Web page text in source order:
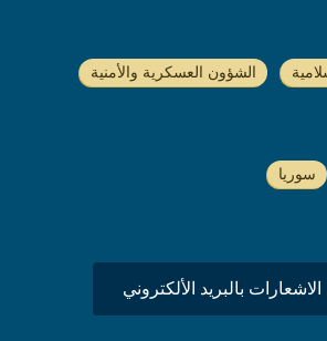
الشؤون العسكرية والأمنية
سوريا
بالبريد الألكتروني